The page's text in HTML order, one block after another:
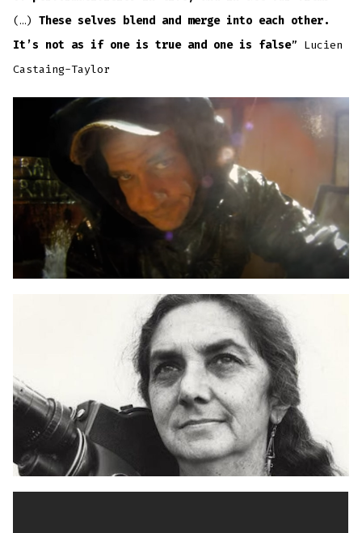
(…)These selves blend and merge into each other.
It’s not as if one is true and one is false” Lucien
Castaing-Taylor